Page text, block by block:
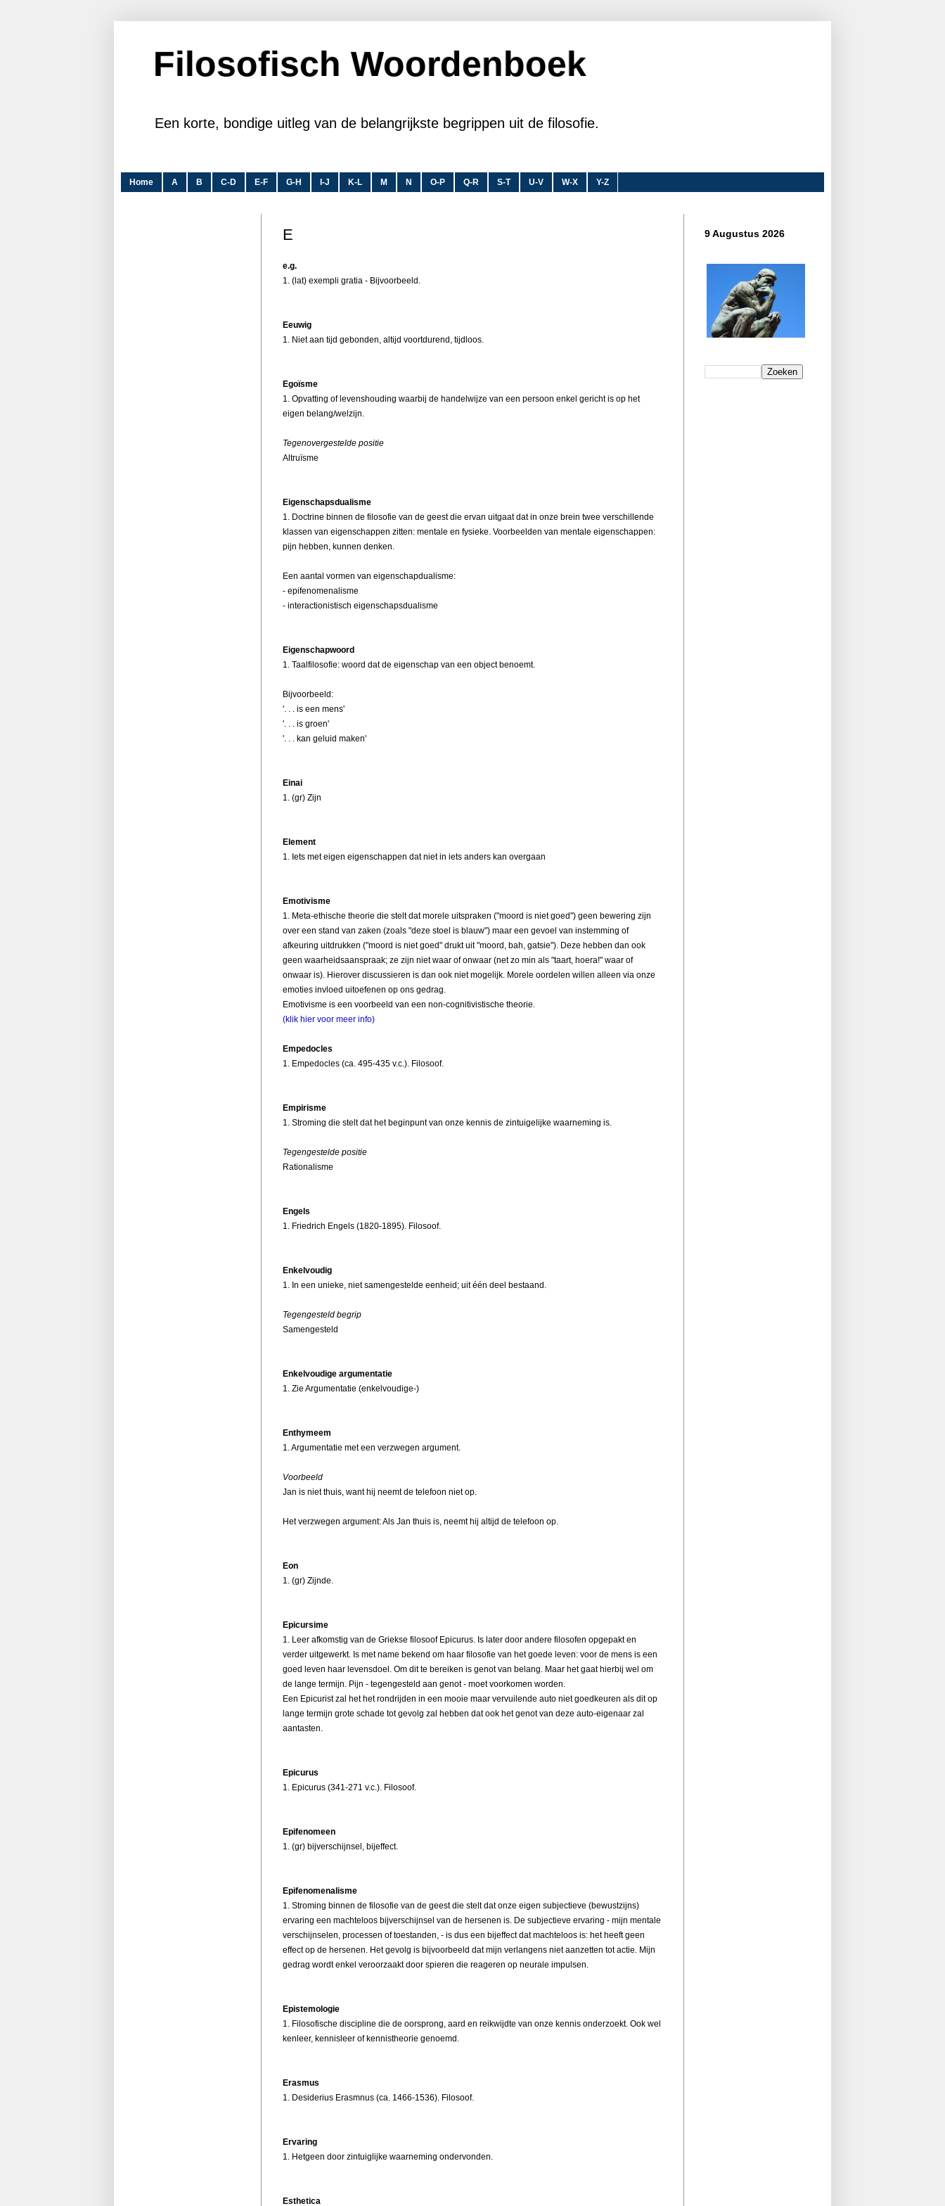
Filosofisch Woordenboek
Een korte, bondige uitleg van de belangrijkste begrippen uit de filosofie.
Home A B C-D E-F G-H I-J K-L M N O-P Q-R S-T U-V W-X Y-Z
E
e.g.
1. (lat) exempli gratia - Bijvoorbeeld.
Eeuwig
1. Niet aan tijd gebonden, altijd voortdurend, tijdloos.
Egoïsme
1. Opvatting of levenshouding waarbij de handelwijze van een persoon enkel gericht is op het
eigen belang/welzijn.
Tegenovergestelde positie
Altruïsme
Eigenschapsdualisme
1. Doctrine binnen de filosofie van de geest die ervan uitgaat dat in onze brein twee verschillende
klassen van eigenschappen zitten: mentale en fysieke. Voorbeelden van mentale eigenschappen:
pijn hebben, kunnen denken.
Een aantal vormen van eigenschapdualisme:
- epifenomenalisme
- interactionistisch eigenschapsdualisme
Eigenschapwoord
1. Taalfilosofie: woord dat de eigenschap van een object benoemt.
Bijvoorbeeld:
'. . . is een mens'
'. . . is groen'
'. . . kan geluid maken'
Einai
1. (gr) Zijn
Element
1. Iets met eigen eigenschappen dat niet in iets anders kan overgaan
Emotivisme
1. Meta-ethische theorie die stelt dat morele uitspraken ("moord is niet goed") geen bewering zijn
over een stand van zaken (zoals "deze stoel is blauw") maar een gevoel van instemming of
afkeuring uitdrukken ("moord is niet goed" drukt uit "moord, bah, gatsie"). Deze hebben dan ook
geen waarheidsaanspraak; ze zijn niet waar of onwaar (net zo min als "taart, hoera!" waar of
onwaar is). Hierover discussieren is dan ook niet mogelijk. Morele oordelen willen alleen via onze
emoties invloed uitoefenen op ons gedrag.
Emotivisme is een voorbeeld van een non-cognitivistische theorie.
(klik hier voor meer info)
Empedocles
1. Empedocles (ca. 495-435 v.c.). Filosoof.
Empirisme
1. Stroming die stelt dat het beginpunt van onze kennis de zintuigelijke waarneming is.
Tegengestelde positie
Rationalisme
Engels
1. Friedrich Engels (1820-1895). Filosoof.
Enkelvoudig
1. In een unieke, niet samengestelde eenheid; uit één deel bestaand.
Tegengesteld begrip
Samengesteld
Enkelvoudige argumentatie
1. Zie Argumentatie (enkelvoudige-)
Enthymeem
1. Argumentatie met een verzwegen argument.
Voorbeeld
Jan is niet thuis, want hij neemt de telefoon niet op.
Het verzwegen argument: Als Jan thuis is, neemt hij altijd de telefoon op.
Eon
1. (gr) Zijnde.
Epicursime
1. Leer afkomstig van de Griekse filosoof Epicurus. Is later door andere filosofen opgepakt en
verder uitgewerkt. Is met name bekend om haar filosofie van het goede leven: voor de mens is een
goed leven haar levensdoel. Om dit te bereiken is genot van belang. Maar het gaat hierbij wel om
de lange termijn. Pijn - tegengesteld aan genot - moet voorkomen worden.
Een Epicurist zal het het rondrijden in een mooie maar vervuilende auto niet goedkeuren als dit op
lange termijn grote schade tot gevolg zal hebben dat ook het genot van deze auto-eigenaar zal
aantasten.
Epicurus
1. Epicurus (341-271 v.c.). Filosoof.
Epifenomeen
1. (gr) bijverschijnsel, bijeffect.
Epifenomenalisme
1. Stroming binnen de filosofie van de geest die stelt dat onze eigen subjectieve (bewustzijns)
ervaring een machteloos bijverschijnsel van de hersenen is. De subjectieve ervaring - mijn mentale
verschijnselen, processen of toestanden, - is dus een bijeffect dat machteloos is: het heeft geen
effect op de hersenen. Het gevolg is bijvoorbeeld dat mijn verlangens niet aanzetten tot actie. Mijn
gedrag wordt enkel veroorzaakt door spieren die reageren op neurale impulsen.
Epistemologie
1. Filosofische discipline die de oorsprong, aard en reikwijdte van onze kennis onderzoekt. Ook wel
kenleer, kennisleer of kennistheorie genoemd.
Erasmus
1. Desiderius Erasmnus (ca. 1466-1536). Filosoof.
Ervaring
1. Hetgeen door zintuiglijke waarneming ondervonden.
Esthetica
9 Augustus 2026